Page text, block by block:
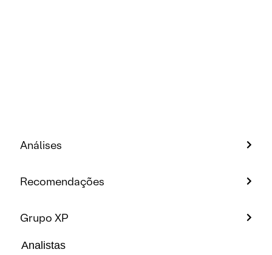
Análises
Recomendações
Grupo XP
Analistas